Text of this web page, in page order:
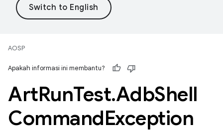
AOSP
Apakah informasi ini membantu?
ArtRunTest.AdbShell
CommandException